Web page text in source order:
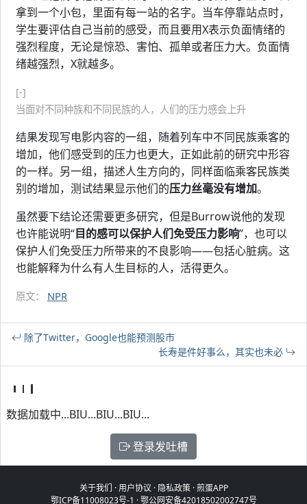
拿到一个小包，里面有每一站的名字。当车停靠站点时，
学生要评估自己当前的感受，而且要用X表示负面情绪的
强烈程度，无论是惊恐、害怕、孤单或者压力大。负面情
绪越强烈，X就越多。
[-]
当面对不同种族和不同民族的人，人们的压力感会上升
结果发现写电影内容的一组，随着列车中不同民族乘客的
增加，他们感受到的压力也更大，正如此前的研究中形容
的一样。另一组，描述人生方向的，同样面临乘客民族类
别的增加，测试结果显示他们的压力丝毫没有增加。
虽然要下结论还需要更多研究，但是Burrow说他的发现
也许能说明“目的感可以保护人们免受压力影响”，也可以
保护人们免受压力所带来的不良影响——包括心脏病。这
也能解释为什么有人生目标的人，活得更久。
原文： NPR
除了Twitter，Google也能预测股市
长寿是件好事么，其实也未必
数据加载中...BIU...BIU...BIU...
登录发吐槽
关于我们 ·用户协议 · 隐私政策·煎蛋APP
鄂ICP备11008023号-1 ·鄂公网安备42018502002747号